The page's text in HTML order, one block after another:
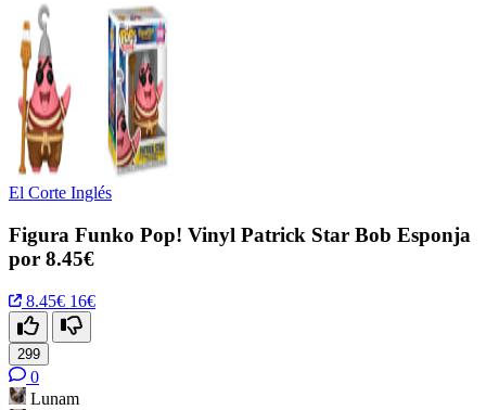
El Corte Inglés
Figura Funko Pop! Vinyl Patrick Star Bob Esponja
por 8.45€
8.45€ 16€
299
0
Lunam